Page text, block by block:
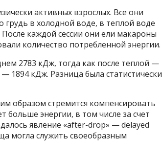
активных взрослых. Все они
грудь в холодной воде, в теплой воде
После каждой сессии они ели макароны
количество потребленной энергии.
2783 кДж, тогда как после теплой —
1894 кДж. Разница была статистически
образом стремится компенсировать
больше энергии, в том числе за счет
явление «after-drop» — delayed
могла служить своеобразным